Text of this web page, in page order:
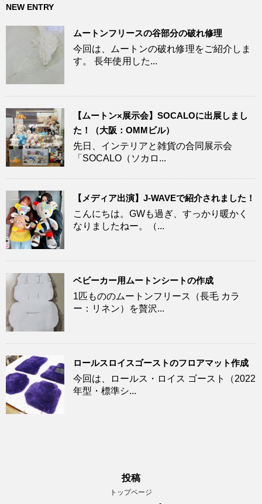
NEW ENTRY
ムートンフリースの谷部分の破れ修理
今回は、ムートンの破れ修理をご紹介しま
す。 長年使用した...
【ムートン×展示会】SOCALOに出展しまし
た！（大阪：OMMビル）
先日、インテリアと雑貨の合同展示会
「SOCALO（ソカロ...
【メディア出演】J-WAVEで紹介されました！
こんにちは。GWも過ぎ、すっかり暖かく
なりましたねー。（...
ベビーカー用ムートンシートの作成
1匹もののムートンフリース（長毛 カラ
ー：リネン）を贅沢...
ロールスロイスゴーストのフロアマット作成
今回は、ロールス・ロイス ゴースト（2022
年型・標準シ...
投稿
トップページ